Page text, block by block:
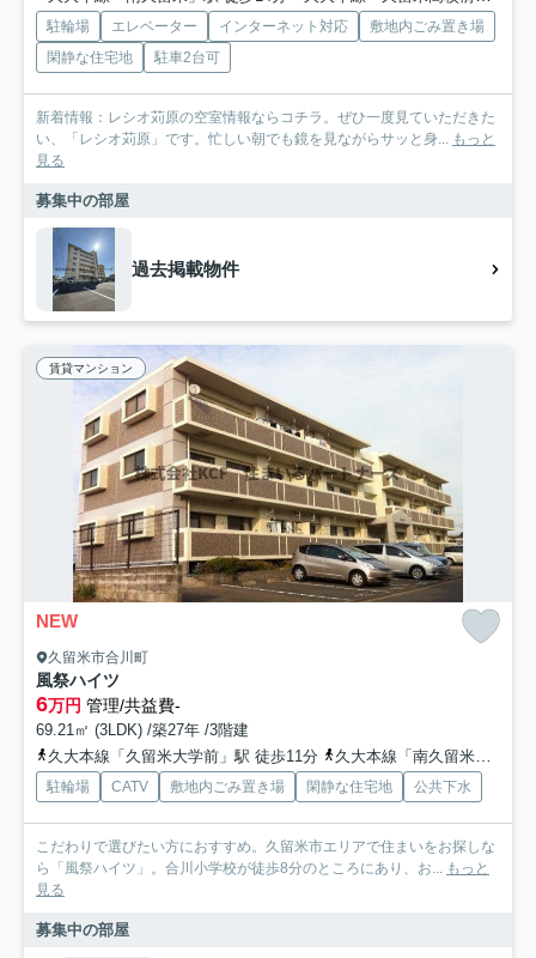
駐輪場 エレベーター インターネット対応
敷地内ごみ置き場
閑静な住宅地
駐車2台可
新着情報：レシオ苅原の空室情報ならコチラ。ぜひ一度見ていただきた
い、「レシオ苅原」です。忙しい朝でも鏡を見ながらサッと身... もっと
見る
募集中の部屋
過去掲載物件
賃貸マンション
NEW
久留米市合川町
風祭ハイツ
6万円 管理/共益費-
69.21㎡ (3LDK) /築27年 /3階建
久大本線「久留米大学前」駅 徒歩11分
久大本線「南久留米」駅 徒歩27分
駐輪場 CATV 敷地内ごみ置き場 閑静な住宅地 公共下水
こだわりで選びたい方におすすめ。久留米市エリアで住まいをお探しな
ら「風祭ハイツ」。合川小学校が徒歩8分のところにあり、お... もっと
見る
募集中の部屋